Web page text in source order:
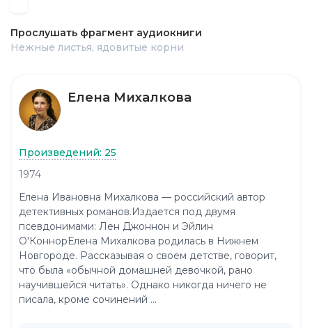
Прослушать фрагмент аудиокниги
Нежные листья, ядовитые корни
Елена Михалкова
Произведений: 25
1974
Елена Ивановна Михалкова — российский автор
детективных романов.Издается под двумя
псевдонимами: Лен Джоннон и Эйлин
О'КоннорЕлена Михалкова родилась в Нижнем
Новгороде. Рассказывая о своем детстве, говорит,
что была «обычной домашней девочкой, рано
научившейся читать». Однако никогда ничего не
писала, кроме сочинений ...